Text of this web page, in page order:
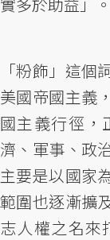
「粉飾」這
美國帝國主義
國主義行徑，
濟、軍事、政
主要是以國家
範圍也逐漸擴
志人權之名來